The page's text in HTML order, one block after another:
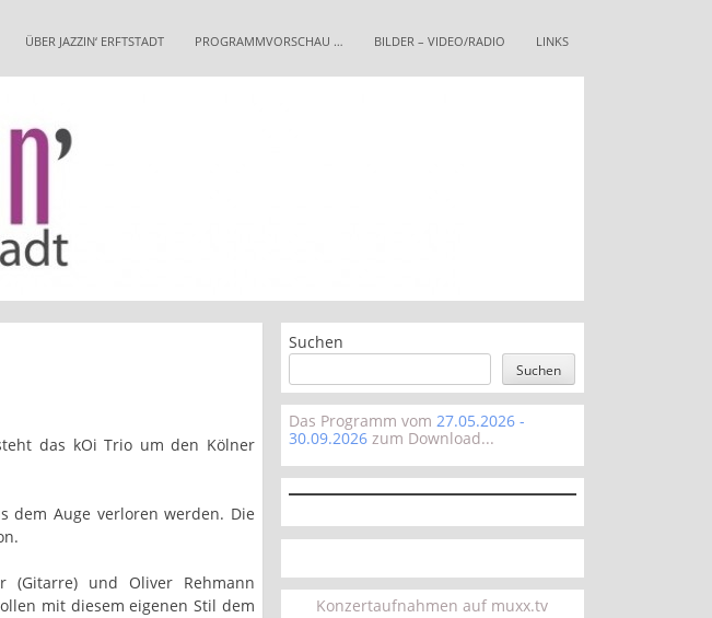
ÜBER JAZZIN‘ ERFTSTADT PROGRAMMVORSCHAU … BILDER – VIDEO/RADIO LINKS
das kOi Trio um den Kölner
dem Auge verloren werden. Die
(Gitarre) und Oliver Rehmann
mit diesem eigenen Stil dem
Suchen
Suchen
Das Programm vom 27.05.2026 -
30.09.2026zum Download...
Konzertaufnahmen auf muxx.tv